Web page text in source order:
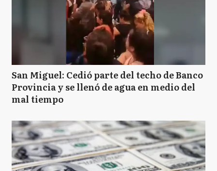
San Miguel: Cedió parte del techo de Banco
Provincia y se llenó de agua en medio del
mal tiempo